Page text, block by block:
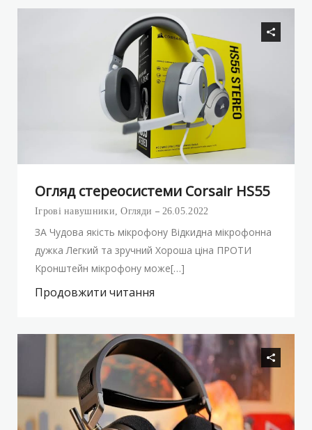
Огляд стереосистеми Corsair HS55
Ігрові навушники ,Огляди 26.05.2022
ЗА Чудова якість мікрофону Відкидна мікрофонна
дужка Легкий та зручний Хороша ціна ПРОТИ
Кронштейн мікрофону може[…]
Продовжити читання